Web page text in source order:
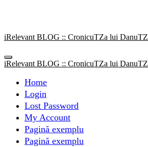
iRelevant BLOG :: CronicuTZa lui DanuTZ
iRelevant BLOG :: CronicuTZa lui DanuTZ
Home
Login
Lost Password
My Account
Pagină exemplu
Pagină exemplu